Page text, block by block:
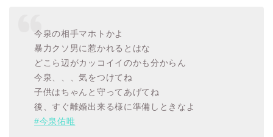
今泉の相手マホトかよ
暴力クソ男に惹かれるとはな
どこら辺がカッコイイのかも分からん
今泉、、、気をつけてね
子供はちゃんと守ってあげてね
後、すぐ離婚出来る様に準備しときなよ
#今泉佑唯